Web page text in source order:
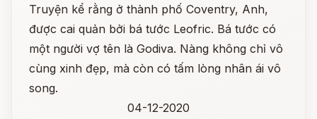
Truyện kể rằng ở thành phố Coventry, Anh,
được cai quản bởi bá tước Leofric. Bá tước có
một người vợ tên là Godiva. Nàng không chỉ vô
cùng xinh đẹp, mà còn có tấm lòng nhân ái vô
song.
04-12-2020